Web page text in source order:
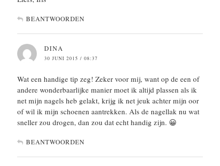
BEANTWOORDEN
DINA
30 JUNI 2015 / 08:37
Wat een handige tip zeg! Zeker voor mij, want op de een of
andere wonderbaarlijke manier moet ik altijd plassen als ik
net mijn nagels heb gelakt, krijg ik net jeuk achter mijn oor
of wil ik mijn schoenen aantrekken. Als de nagellak nu wat
sneller zou drogen, dan zou dat echt handig zijn. 😀
BEANTWOORDEN